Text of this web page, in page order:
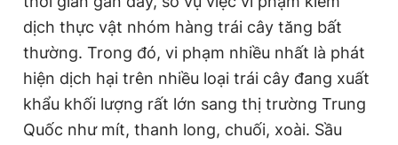
Đọc Thanh Niên trên điện thoại
Theo dõi báo trên
dịch thực vật nhóm hàng trái cây tăng bất
thường. Trong đó, vi phạm nhiều nhất là phát
hiện dịch hại trên nhiều loại trái cây đang xuất
khẩu khối lượng rất lớn sang thị trường Trung
Quốc như mít, thanh long, chuối, xoài. Sầu